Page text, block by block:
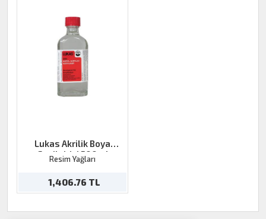
Lukas Akrilik Boya
Geciktirici 500ml
Resim Yağları
1,406.76 TL